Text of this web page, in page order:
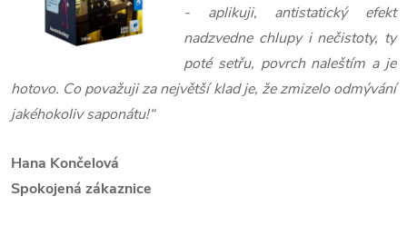
- aplikuji, antistatický efekt
nadzvedne chlupy i nečistoty, ty
poté setřu, povrch naleštím a je
hotovo. Co považuji za největší klad je, že zmizelo odmývání
jakéhokoliv saponátu!“
Hana Končelová
Spokojená zákaznice